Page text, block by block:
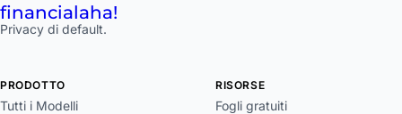
financialaha!
Privacy di default.
PRODOTTO
Tutti i Modelli
RISORSE
Fogli gratuiti